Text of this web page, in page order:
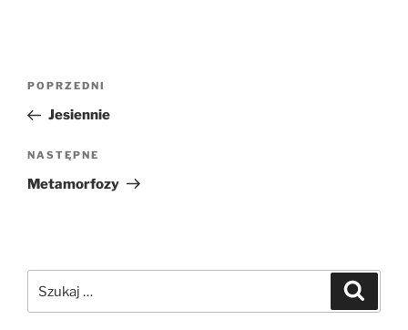
Nawigacja
Poprzedni
wpis
POPRZEDNI
Jesiennie
Następny
wpis
NASTĘPNE
Metamorfozy